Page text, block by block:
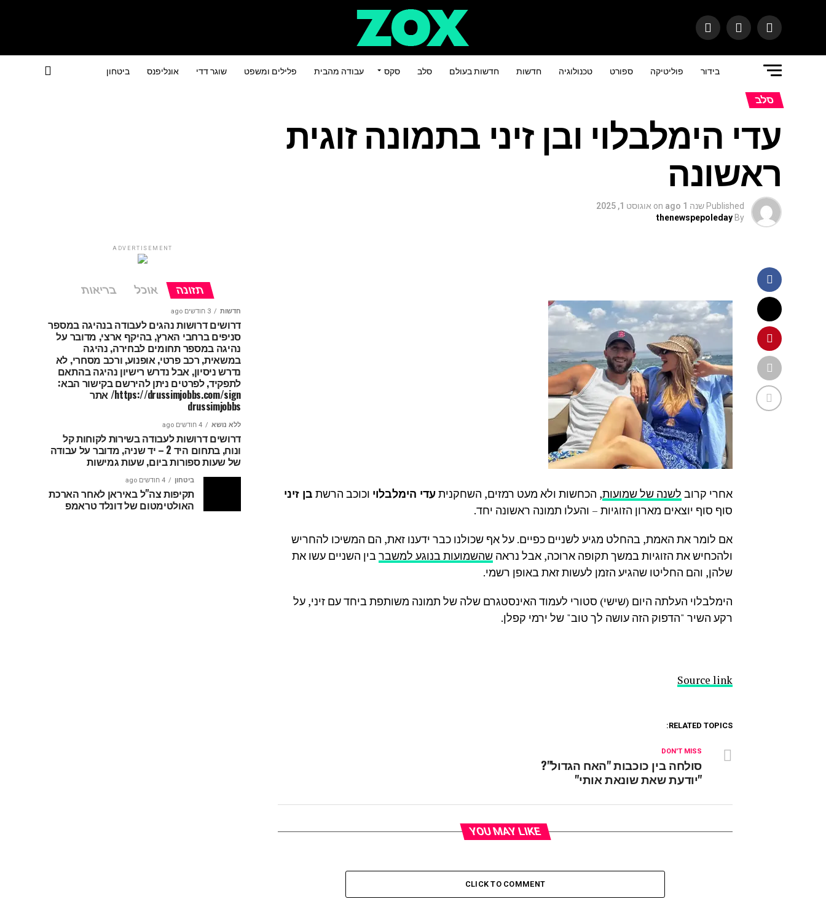
בידור פוליטיקה ספורט טכנולוגיה חדשות חדשות בעולם סלב סקס עבודה מהבית פלילים ומשפט שוגר דדי אונליפנס ביטחון
סלב
עדי הימלבלוי ובן זיני בתמונה זוגית
ראשונה
Published שנה 1 ago on אוגוסט 1, 2025
By
thenewspepoleday
אחרי קרוב לשנה של שמועות, הכחשות ולא מעט רמזים, השחקניתעדי הימלבלוי וכוכב הרשת בן זיני
סוף סוף יוצאים מארון הזוגיות – והעלו תמונה ראשונה יחד.
אם לומר את האמת, בהחלט מגיע לשניים כפיים. על אף שכולנו כבר ידענו זאת, הם המשיכו להחריש
ולהכחיש את הזוגיות במשך תקופה ארוכה, אבל נראה שהשמועות בנוגע למשברבין השניים עשו את
שלהן, והם החליטו שהגיע הזמן לעשות זאת באופן רשמי.
הימלבלוי העלתה היום (שישי) סטורי לעמוד האינסטגרם שלה של תמונה משותפת ביחד עם זיני, על
רקע השיר "הדפוק הזה עושה לך טוב" של ירמי קפלן.
Source link
RELATED TOPICS:
DON'T MISS
סולחה בין כוכבות "האח הגדול"?
"יודעת שאת שונאת אותי"
YOU MAY LIKE
CLICK TO COMMENT
ADVERTISEMENT
תזונה אוכל בריאות
חדשות 3 חודשים ago
דרושים דרושות נהגים לעבודה בנהיגה במספר
סניפים ברחבי הארץ, בהיקף ארצי, מדובר על
נהיגה במספר תחומים לבחירה, נהיגה
במשאית, רכב פרטי, אופנוע, ורכב מסחרי, לא
נדרש ניסיון, אבל נדרש רישיון נהיגה בהתאם
לתפקיד, לפרטים ניתן להירשם בקישור הבא:
https://drussimjobbs.com/sign/ אתר
drussimjobbs
ללא נושא 4 חודשים ago
דרושים דרושות לעבודה בשירות לקוחות קל
ונוח, בתחום היד 2 – יד שניה, מדובר על עבודה
של שעות ספורות ביום, שעות גמישות
ביטחון 4 חודשים ago
תקיפות צה"ל באיראן לאחר הארכת
האולטימטום של דונלד טראמפ